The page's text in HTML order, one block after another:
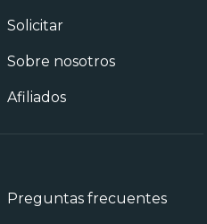
Solicitar
Sobre nosotros
Afiliados
Preguntas frecuentes